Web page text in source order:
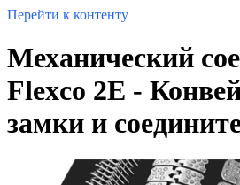
Перейти к контенту
Механический
Flexco 2E -
замки и